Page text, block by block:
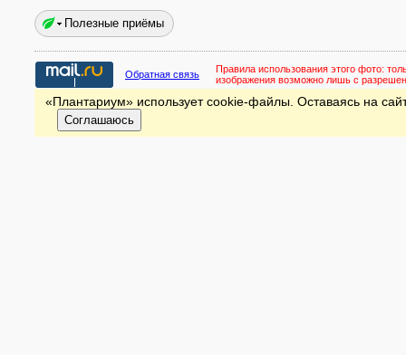
Полезные приёмы
Обратная связь Правила использования этого фото:
изображения возможно лишь с
«Плантариум» использует cookie-файлы. Оставаясь на
Соглашаюсь